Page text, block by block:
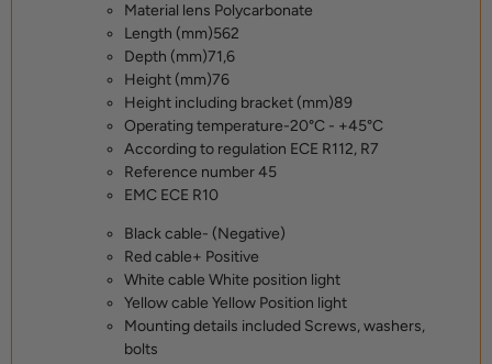
Material lens Polycarbonate
Length (mm)562
Depth (mm)71,6
Height (mm)76
Height including bracket (mm)89
Operating temperature-20°C - +45°C
According to regulation ECE R112, R7
Reference number 45
EMC ECE R10
Black cable- (Negative)
Red cable+ Positive
White cable White position light
Yellow cable Yellow Position light
Mounting details included Screws, washers,
bolts